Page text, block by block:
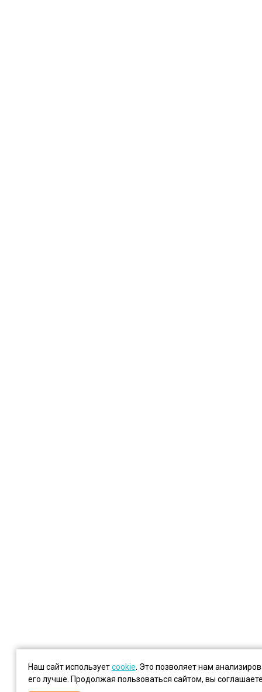
Наш сайт используетcookie . Это позволяет нам
его лучше. Продолжая пользоваться сайтом, вы